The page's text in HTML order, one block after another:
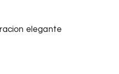
elegante